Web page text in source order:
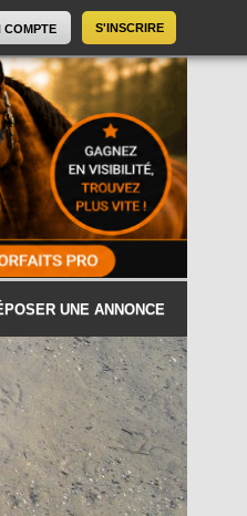
S'INSCRIRE
COMPTE
UNE ANNONCE